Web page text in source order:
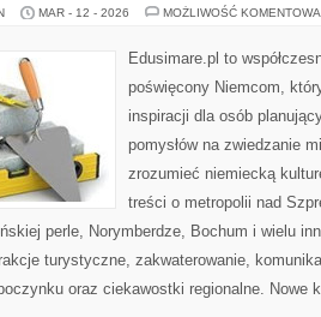
MAR - 12 - 2026 MOŻLIWOŚĆ
Edusimare.pl to
poświęcony Niemcom,
inspiracji dla osób
pomysłów na zwiedzanie
zrozumieć niemiecką
treści o metropolii nad
perle, Norymberdze, Bochum i wielu
turystyczne, zakwaterowanie,
oraz ciekawostki regionalne. Nowe